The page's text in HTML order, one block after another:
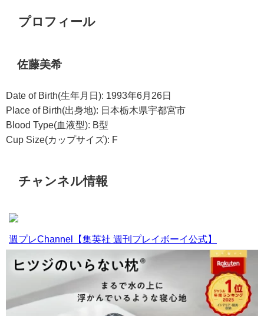
プロフィール
佐藤美希
Date of Birth(生年月日): 1993年6月26日
Place of Birth(出身地): 日本栃木県宇都宮市
Blood Type(血液型): B型
Cup Size(カップサイズ): F
チャンネル情報
週プレChannel【集英社 週刊プレイボーイ公式】